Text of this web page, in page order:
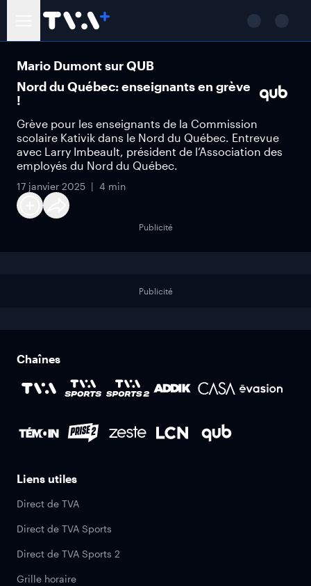
Mario Dumont sur QUB
Nord du Québec: enseignants en grève
!
Grève pour les enseignants de la Commission
scolaire Kativik dans le Nord du Québec. Entrevue
avec Larry Imbeault, président de l’Association des
employés du Nord du Québec.
17 janvier 2025 4 min
Publicité
Publicité
Chaînes
Liens utiles
Direct de TVA
Direct de TVA Sports
Direct de TVA Sports 2
Grille horaire